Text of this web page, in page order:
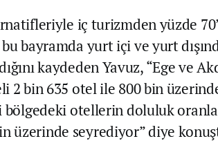
iç turizmden yüzde
bayramda yurt içi ve yurt
kaydeden Yavuz, “Ege ve
2 bin 635 otel ile 800 bin
bölgedeki otellerin doluluk
üzerinde seyrediyor” diye